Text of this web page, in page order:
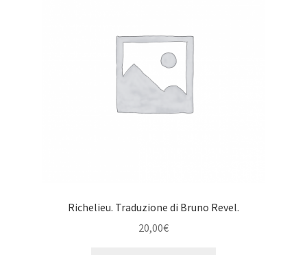
Richelieu. Traduzione di Bruno Revel.
20,00€